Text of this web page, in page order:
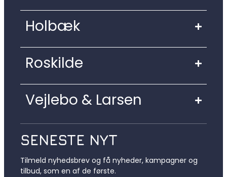
Holbæk
Roskilde
Vejlebo & Larsen
SENESTE NYT
Tilmeld nyhedsbrev og få nyheder, kampagner og
tilbud, som en af de første.